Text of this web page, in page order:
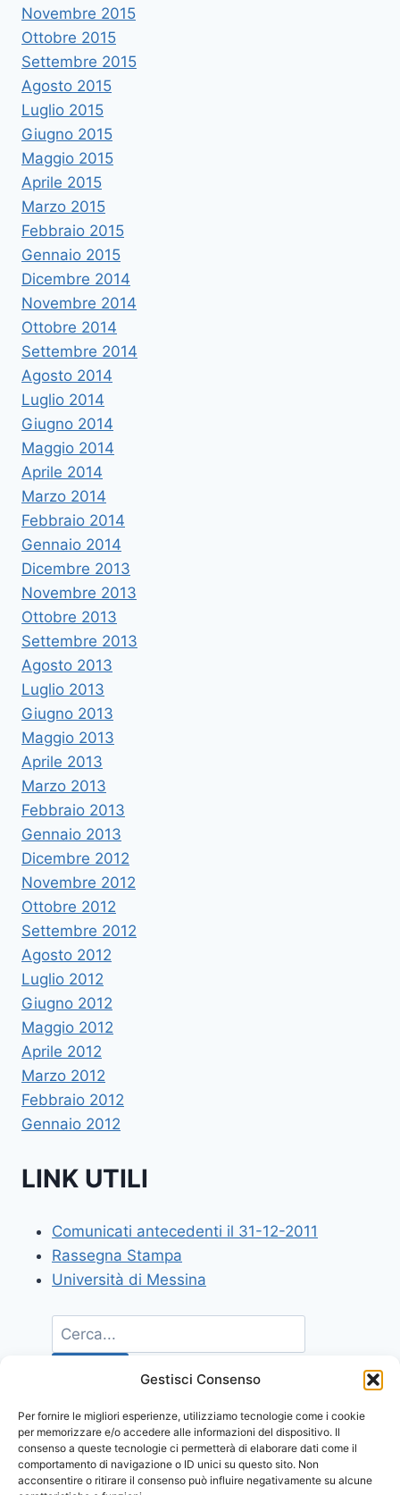
Gestisci Consenso
Per fornire le migliori esperienze, utilizziamo tecnologie come i cookie
per memorizzare e/o accedere alle informazioni del dispositivo. Il
consenso a queste tecnologie ci permetterà di elaborare dati come il
comportamento di navigazione o ID unici su questo sito. Non
acconsentire o ritirare il consenso può influire negativamente su alcune
Novembre 2015
Ottobre 2015
Settembre 2015
Agosto 2015
Luglio 2015
Giugno 2015
Maggio 2015
Aprile 2015
Marzo 2015
Febbraio 2015
Gennaio 2015
Dicembre 2014
Novembre 2014
Ottobre 2014
Settembre 2014
Agosto 2014
Luglio 2014
Giugno 2014
Maggio 2014
Aprile 2014
Marzo 2014
Febbraio 2014
Gennaio 2014
Dicembre 2013
Novembre 2013
Ottobre 2013
Settembre 2013
Agosto 2013
Luglio 2013
Giugno 2013
Maggio 2013
Aprile 2013
Marzo 2013
Febbraio 2013
Gennaio 2013
Dicembre 2012
Novembre 2012
Ottobre 2012
Settembre 2012
Agosto 2012
Luglio 2012
Giugno 2012
Maggio 2012
Aprile 2012
Marzo 2012
Febbraio 2012
Gennaio 2012
LINK UTILI
Comunicati antecedenti il 31-12-2011
Rassegna Stampa
Università di Messina